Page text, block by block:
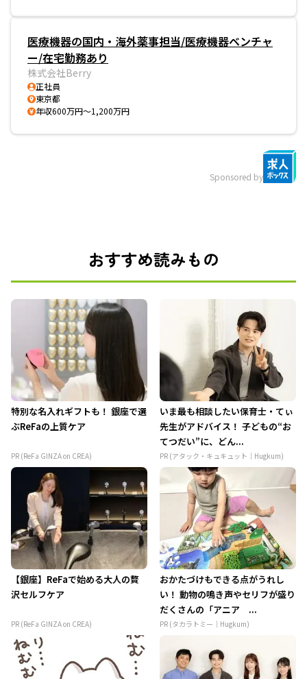
医療機器の国内・海外薬事担当/医療機器ベンチャ
ー/在宅勤務あり
株式会社Berry
正社員
東京都
年収600万円～1,200万円
Sponsored by
おすすめ読みもの
特別な名入れギフトも！ 銀座で選
ぶReFaの上質ケア
PR (ReFa GINZA on CREA)
いま最も相談したい保育士・てぃ
先生がアドバイス！ 子どもの“お
てつだい”に、どん...
PR (アタック・キュキュット｜Hugkum)
【銀座】ReFaで始める大人の贅
沢セルフケア
PR (ReFa GINZA on CREA)
おかたづけもできる点がうれし
い！ 動物の鳴き声やセリフが盛り
だくさんの「アニア ...
PR (タカラトミー｜Hugkum)